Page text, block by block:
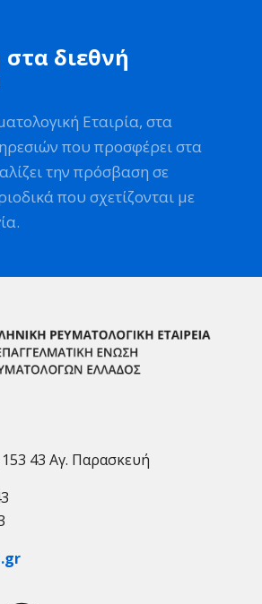
διεθνή
Εταιρία, στα
που προσφέρει στα
την πρόσβαση σε
που σχετίζονται με
43 Αγ. Παρασκευή